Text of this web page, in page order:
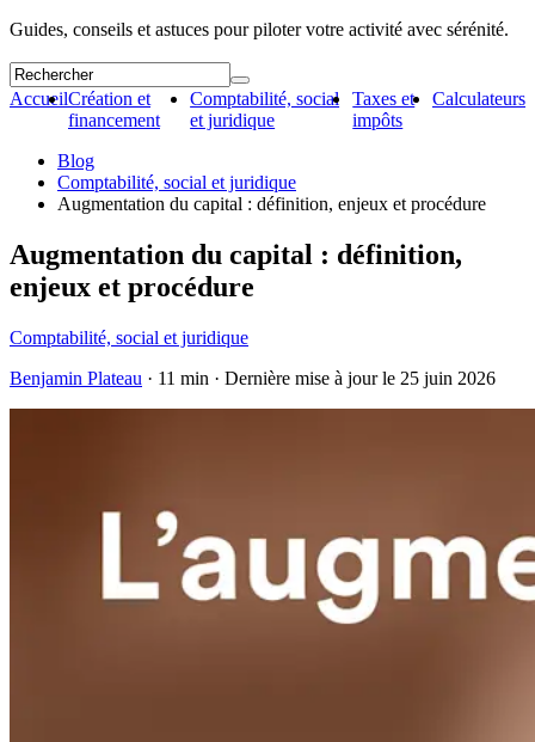
Guides, conseils et astuces pour piloter votre activité avec sérénité.
AccueilCréation et
financement
Comptabilité, social
et juridique
Taxes et
impôts
Calculateurs
Blog
Comptabilité, social et juridique
Augmentation du capital : définition, enjeux et procédure
Augmentation du capital : définition,
enjeux et procédure
Comptabilité, social et juridique
Benjamin Plateau · 11 min · Dernière mise à jour le 25 juin 2026